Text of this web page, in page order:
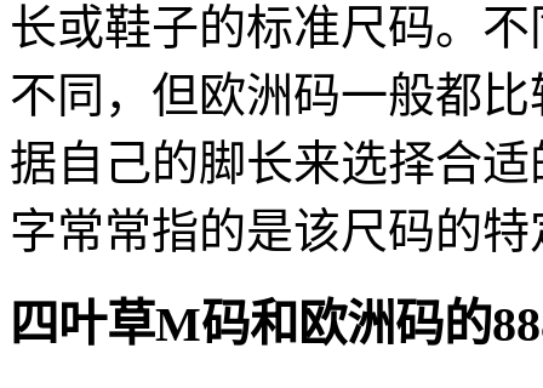
长或鞋子的标准尺码。
不同，但欧洲码一般都
据自己的脚长来选择合
字常常指的是该尺码的
四叶草M码和欧洲码的